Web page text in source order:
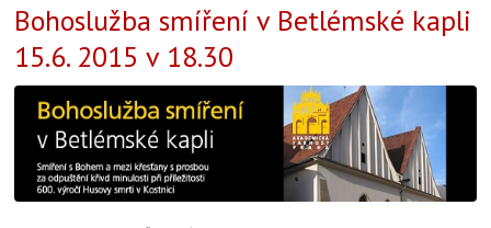
Bohoslužba smíření v Betlémské kapli
15.6. 2015 v 18.30